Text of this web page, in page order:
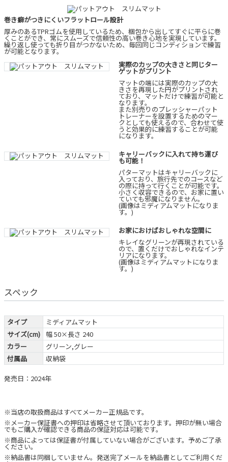
巻き癖がつきにくいフラットロール設計
厚みのあるTPRゴムを使用しているため、梱包から出してすぐに平らに巻
くことができ、常にスムーズで信頼性の高い巻き心地を実現しています。
繰り返し使っても折り目がつかないため、毎回同じコンディションで練習
が可能となります。
実際のカップの大きさと同じター
ゲットがプリント
マットの端には実際のカップの大
きさを再現した円がプリントされ
ており、マットだけで練習が可能と
なります。
また別売りのプレッシャーパット
トレーナーを設置するためのマー
クとしても使えるので、合わせて使
うと効果的に練習することが可能
になります。
キャリーバックに入れて持ち運び
も可能！
パターマットはキャリーバックに
入っており、旅行先でのコースなど
の際に持って行くことが可能です。
小さく収容できるので、お家に置い
ていても邪魔になりません。
(画像はミディアムマットになりま
す。)
お家におけばおしゃれな空間に
キレイなグリーンが再現されている
ので、置くだけでおしゃれなインテ
リアになります。
(画像はミディアムマットになりま
す。)
スペック
タイプ
ミディアムマット
サイズ(cm)
幅 50×長さ 240
カラー
グリーン,グレー
付属品
収納袋
発売日：2024年
※当店の取扱商品はすべてメーカー正規品です。
※メーカー保証書への押印は省略させて頂いております。押印が無い場合
でもご購入が確認できる商品の保証対応は可能です。
※商品によっては保証書が付属していない場合がございます。予めご了承
ください。
※納品書は同梱していません。発送完了メールを納品書としてご利用くだ